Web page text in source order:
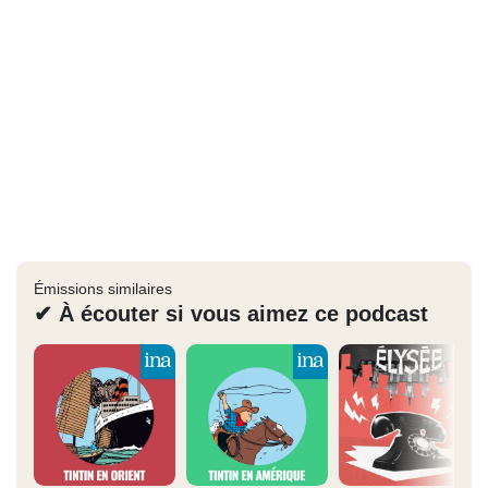
Émissions similaires
✔ À écouter si vous aimez ce podcast